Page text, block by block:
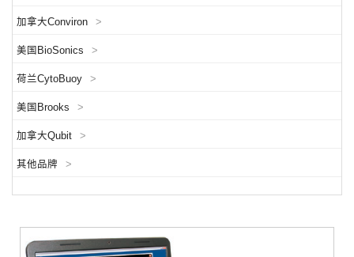
加拿大Conviron >
美国BioSonics >
荷兰CytoBuoy >
美国Brooks >
加拿大Qubit >
其他品牌 >